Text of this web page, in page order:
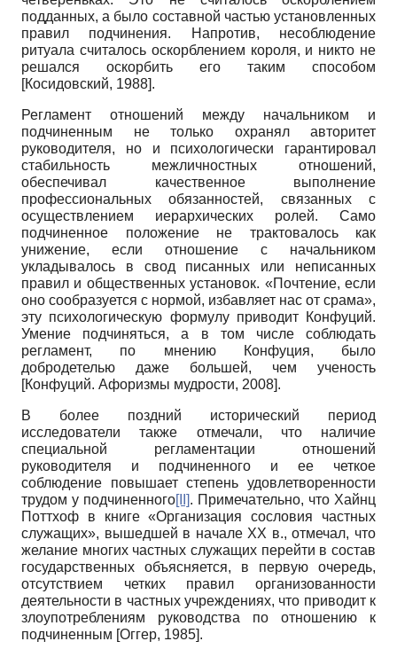
подданных, а было составной частью установленных
правил подчинения. Напротив, несоблюдение
ритуала считалось оскорблением короля, и никто не
решался оскорбить его таким способом
[Косидовский, 1988].
Регламент отношений между начальником и
подчиненным не только охранял авторитет
руководителя, но и психологически гарантировал
стабильность межличностных отношений,
обеспечивал качественное выполнение
профессиональных обязанностей, связанных с
осуществлением иерархических ролей. Само
подчиненное положение не трактовалось как
унижение, если отношение с начальником
укладывалось в свод писанных или неписанных
правил и общественных установок. «Почтение, если
оно сообразуется с нормой, избавляет нас от срама»,
эту психологическую формулу приводит Конфуций.
Умение подчиняться, а в том числе соблюдать
регламент, по мнению Конфуция, было
добродетелью даже большей, чем ученость
[Конфуций. Афоризмы мудрости, 2008].
В более поздний исторический период
исследователи также отмечали, что наличие
специальной регламентации отношений
руководителя и подчиненного и ее четкое
соблюдение повышает степень удовлетворенности
трудом у подчиненного[II]. Примечательно, что Хайнц
Поттхоф в книге «Организация сословия частных
служащих», вышедшей в начале ХХ в., отмечал, что
желание многих частных служащих перейти в состав
государственных объясняется, в первую очередь,
отсутствием четких правил организованности
деятельности в частных учреждениях, что приводит к
злоупотреблениям руководства по отношению к
подчиненным [Оггер, 1985].